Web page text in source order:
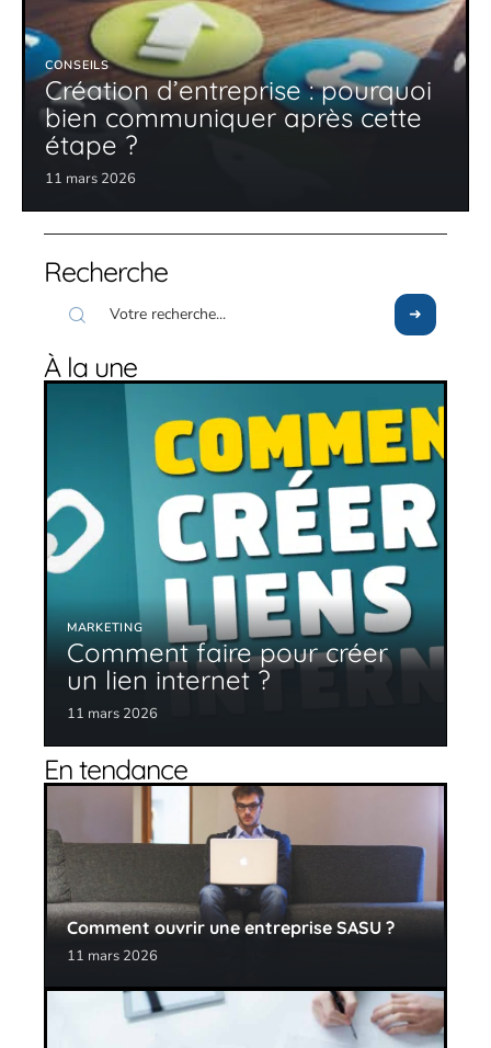
CONSEILS
Création d’entreprise : pourquoi
bien communiquer après cette
étape ?
11 mars 2026
Recherche
À la une
MARKETING
Comment faire pour créer
un lien internet ?
11 mars 2026
En tendance
Comment ouvrir une entreprise SASU ?
11 mars 2026